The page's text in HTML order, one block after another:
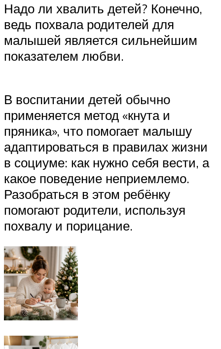
Надо ли хвалить детей? Конечно,
ведь похвала родителей для
малышей является сильнейшим
показателем любви.
В воспитании детей обычно
применяется метод «кнута и
пряника», что помогает малышу
адаптироваться в правилах жизни
в социуме: как нужно себя вести, а
какое поведение неприемлемо.
Разобраться в этом ребёнку
помогают родители, используя
похвалу и порицание.